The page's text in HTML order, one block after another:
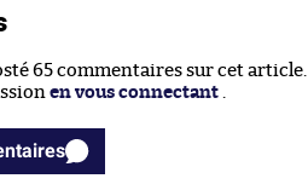
65 commentaires sur cet article.
en vous connectant .